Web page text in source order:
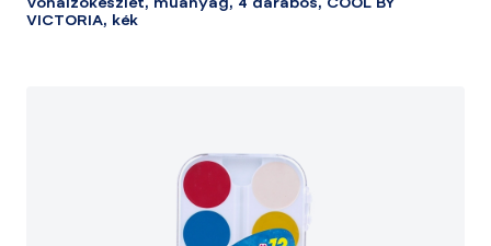
Vonalzókészlet, műanyag, 4 darabos, COOL BY
VICTORIA, kék